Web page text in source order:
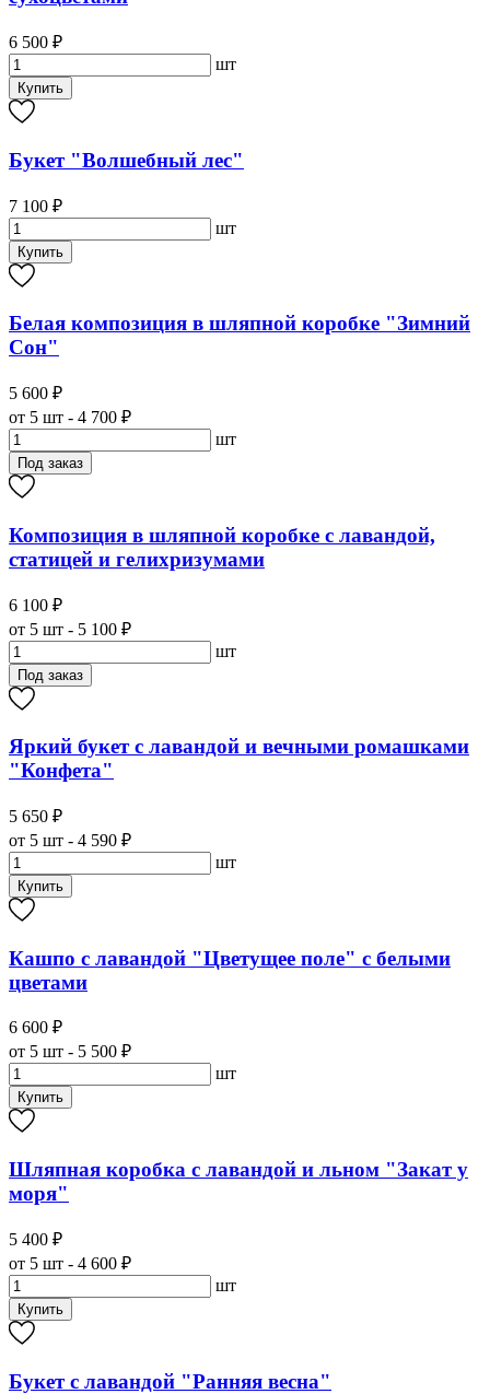
6 500 ₽
шт
Купить
Букет "Волшебный лес"
7 100 ₽
шт
Купить
Белая композиция в шляпной коробке "Зимний
Сон"
5 600 ₽
от 5 шт - 4 700 ₽
шт
Под заказ
Композиция в шляпной коробке с лавандой,
статицей и гелихризумами
6 100 ₽
от 5 шт - 5 100 ₽
шт
Под заказ
Яркий букет с лавандой и вечными ромашками
"Конфета"
5 650 ₽
от 5 шт - 4 590 ₽
шт
Купить
Кашпо с лавандой "Цветущее поле" с белыми
цветами
6 600 ₽
от 5 шт - 5 500 ₽
шт
Купить
Шляпная коробка с лавандой и льном "Закат у
моря"
5 400 ₽
от 5 шт - 4 600 ₽
шт
Купить
Букет с лавандой "Ранняя весна"